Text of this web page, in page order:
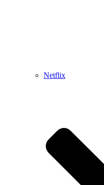
Netflix